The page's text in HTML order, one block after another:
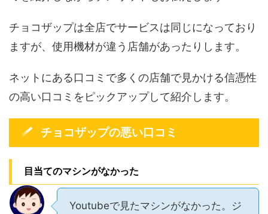
チョコザップは全店でサービスは同じになっており
ますが、使用機材が違う店舗があったりします。
ネットにある口コミで多くの店舗で見かける信憑性
の高い口コミをピックアップして紹介します。
チョコザップの悪い口コミ
目当てのマシンがなかった
Youtubeで見たマシンがなかった。ジ